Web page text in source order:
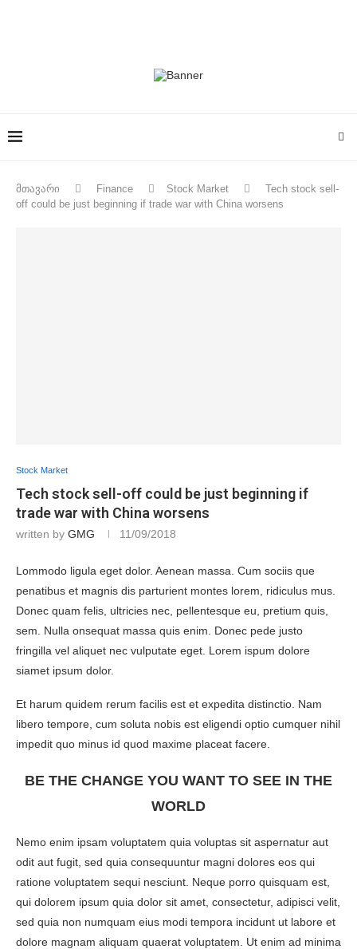
მთავარი Finance Stock Market
Tech stock sell-
off could be just beginning if trade war with China worsens
Stock Market
Tech stock sell-off could be just beginning if
trade war with China worsens
written by GMG 11/09/2018
Lommodo ligula eget dolor. Aenean massa. Cum sociis que
penatibus et magnis dis parturient montes lorem, ridiculus mus.
Donec quam felis, ultricies nec, pellentesque eu, pretium quis,
sem. Nulla onsequat massa quis enim. Donec pede justo
fringilla vel aliquet nec vulputate eget. Lorem ispum dolore
siamet ipsum dolor.
Et harum quidem rerum facilis est et expedita distinctio. Nam
libero tempore, cum soluta nobis est eligendi optio cumquer nihil
impedit quo minus id quod maxime placeat facere.
BE THE CHANGE YOU WANT TO SEE IN THE
WORLD
Nemo enim ipsam voluptatem quia voluptas sit aspernatur aut
odit aut fugit, sed quia consequuntur magni dolores eos qui
ratione voluptatem sequi nesciunt. Neque porro quisquam est,
qui dolorem ipsum quia dolor sit amet, consectetur, adipisci velit,
sed quia non numquam eius modi tempora incidunt ut labore et
dolore magnam aliquam quaerat voluptatem. Ut enim ad minima